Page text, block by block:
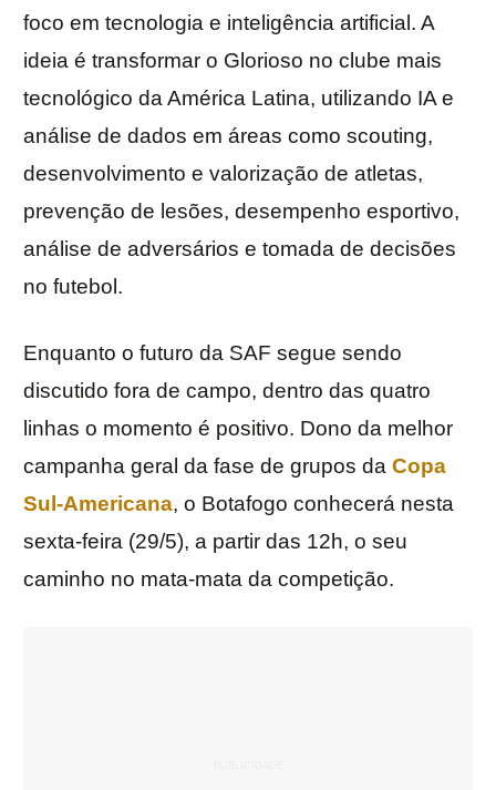
foco em tecnologia e inteligência artificial. A
ideia é transformar o Glorioso no clube mais
tecnológico da América Latina, utilizando IA e
análise de dados em áreas como scouting,
desenvolvimento e valorização de atletas,
prevenção de lesões, desempenho esportivo,
análise de adversários e tomada de decisões
no futebol.
Enquanto o futuro da SAF segue sendo
discutido fora de campo, dentro das quatro
linhas o momento é positivo. Dono da melhor
campanha geral da fase de grupos da Copa
Sul-Americana, o Botafogo conhecerá nesta
sexta-feira (29/5), a partir das 12h, o seu
caminho no mata-mata da competição.